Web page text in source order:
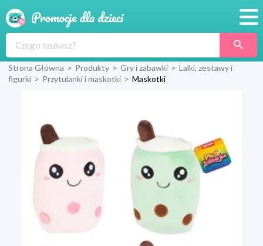
Produkty
Blog
Wyprawka
Strona Główna > Produkty > Gry i zabawki > Lalki, zestawy i
figurki > Przytulanki i maskotki > Maskotki